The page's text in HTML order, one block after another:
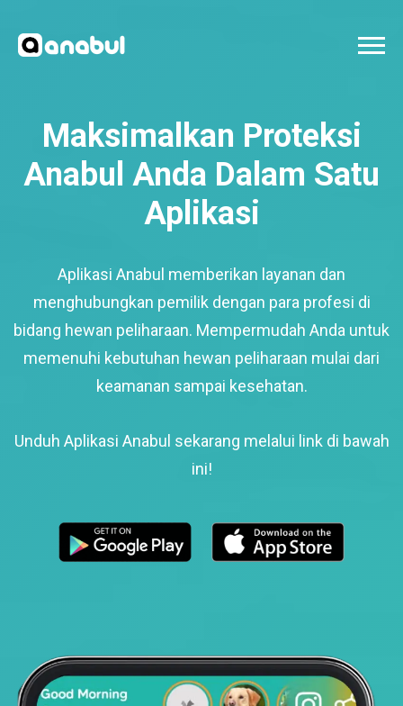
Maksimalkan Proteksi
Anabul Anda Dalam Satu
Aplikasi
Aplikasi Anabul memberikan layanan dan
menghubungkan pemilik dengan para profesi di
bidang hewan peliharaan. Mempermudah Anda untuk
memenuhi kebutuhan hewan peliharaan mulai dari
keamanan sampai kesehatan.
Unduh Aplikasi Anabul sekarang melalui link di bawah
ini!